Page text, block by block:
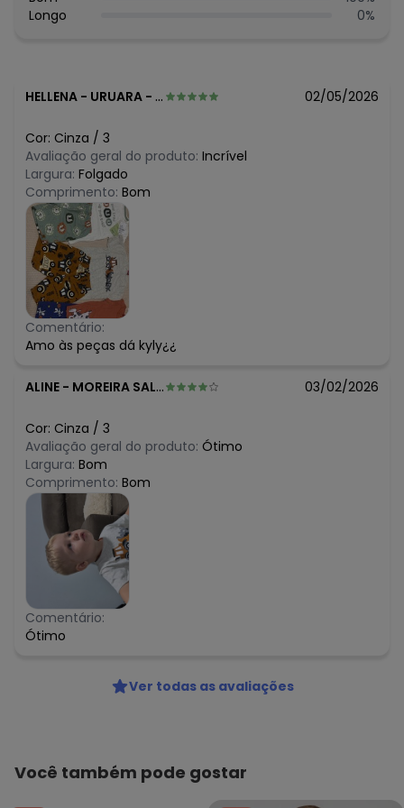
maio/2026 R$ 43,56
Longo
0%
HELLENA - URUARA - PA 02/05/2026
Cor: Cinza / 3
Avaliação geral do produto: Incrível
Largura: Folgado
Comprimento: Bom
Comentário:
Amo às peças dá kyly¿¿
ALINE - MOREIRA SALES - PR 03/02/2026
Cor: Cinza / 3
Avaliação geral do produto: Ótimo
Largura: Bom
Comprimento: Bom
Comentário:
Ótimo
Ver todas as avaliações
Você também pode gostar